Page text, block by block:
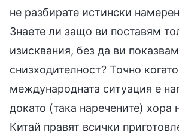
не разбирате истински
Знаете ли защо ви поставям
изисквания, без да ви
снизходителност? Точно когато
международната ситуация е
докато (така наречените) хора
Китай правят всички